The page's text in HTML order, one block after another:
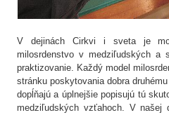
V dejinách Cirkvi i sveta je
milosrdenstvo v medziľudských a
praktizovanie. Každý model
stránku poskytovania dobra
dopĺňajú a úplnejšie popisujú tú
medziľudských vzťahoch. V našej